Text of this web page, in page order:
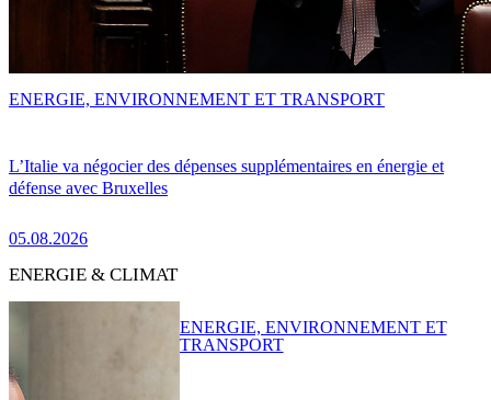
L’Italie va négocier des dépenses supplémentaires en énergie et
défense avec Bruxelles
05.08.2026
ENERGIE, ENVIRONNEMENT ET TRANSPORT
ENERGIE & CLIMAT
ENERGIE, ENVIRONNEMENT ET
TRANSPORT